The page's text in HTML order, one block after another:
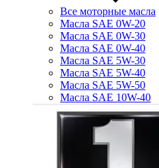
Все моторные масла
Масла SAE 0W-20
Масла SAE 0W-30
Масла SAE 0W-40
Масла SAE 5W-30
Масла SAE 5W-40
Масла SAE 5W-50
Масла SAE 10W-40